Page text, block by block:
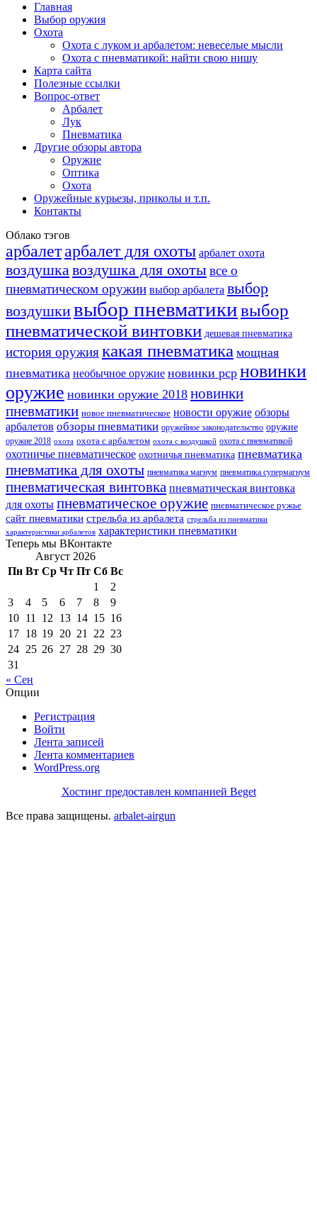
Главная
Выбор оружия
Охота
Охота с луком и арбалетом: невеселые мысли
Охота с пневматикой: найти свою нишу
Карта сайта
Полезные ссылки
Вопрос-ответ
Арбалет
Лук
Пневматика
Другие обзоры автора
Оружие
Оптика
Охота
Оружейные курьезы, приколы и т.п.
Контакты
Облако тэгов
арбалетарбалет для охоты арбалет охота
воздушкавоздушка для охотывсе о
пневматическом оружии выбор арбалета выбор
воздушкивыбор пневматикивыбор
пневматической винтовки дешевая пневматика
история оружиякакая пневматика мощная
пневматика необычное оружие новинки pcp новинки
оружие новинки оружие 2018 новинки
пневматики новое пневматическое новости оружие обзоры
арбалетов обзоры пневматики оружейное законодательство оружие
оружие 2018 охота охота с арбалетом охота с воздушкой охота с пневматикой
охотничье пневматическое охотничья пневматика пневматика
пневматика для охоты пневматика магнум пневматика супермагнум
пневматическая винтовка пневматическая винтовка
для охоты пневматическое оружие пневматическое ружье
сайт пневматики стрельба из арбалета стрельба из пневматики
характеристики арбалетов характеристики пневматики
Теперь мы ВКонтакте
Август 2026
Пн Вт Ср Чт Пт Сб Вс
1
2
3
4 5 6 7 8
9
10 11 12 13 14 15 16
17 18 19 20 21 22 23
24 25 26 27 28 29 30
31
« Сен
Опции
Регистрация
Войти
Лента записей
Лента комментариев
WordPress.org
Хостинг предоставлен компанией Beget
Все права защищены. arbalet-airgun